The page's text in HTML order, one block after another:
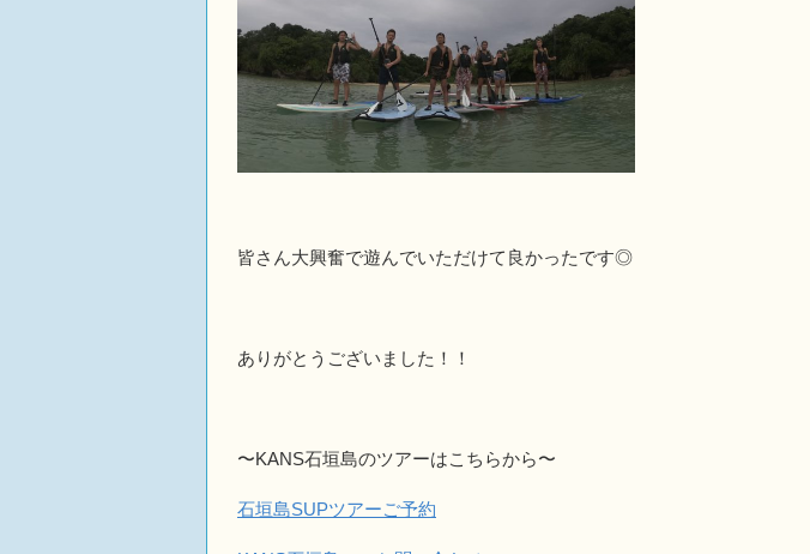
皆さん大興奮で遊んでいただけて良かったです◎
ありがとうございました！！
〜KANS石垣島のツアーはこちらから〜
石垣島SUPツアーご予約